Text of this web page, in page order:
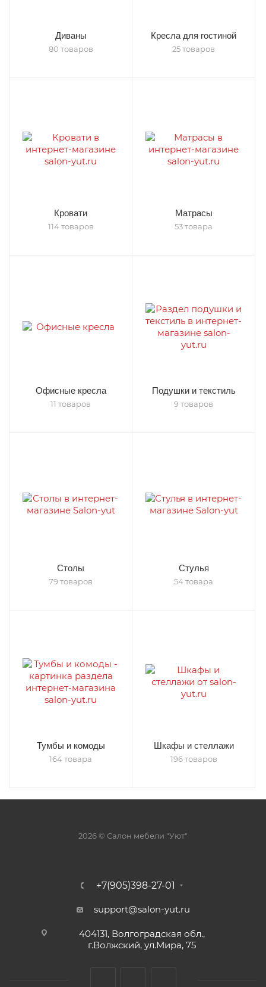
Диваны
80 товаров
Кресла для гостиной
25 товаров
Кровати
114 товаров
Матрасы
53 товара
Офисные кресла
11 товаров
Подушки и текстиль
9 товаров
Столы
79 товаров
Стулья
54 товара
Тумбы и комоды
164 товара
Шкафы и стеллажи
196 товаров
2026 © Салон мебели "Уют"
+7(905)398-27-01
support@salon-yut.ru
404131, Волгоградская обл.,
г.Волжский, ул.Мира, 75